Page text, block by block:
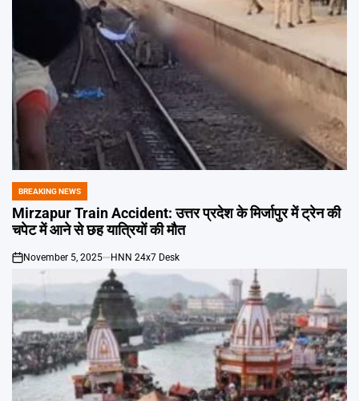
POSTED
IN
BREAKING NEWS
Mirzapur Train Accident: उत्तर प्रदेश के मिर्जापुर में ट्रेन की
चपेट में आने से छह यात्रियों की मौत
on
November 5, 2025 HNN 24x7 Desk